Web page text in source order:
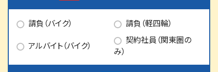
請負（バイク）
請負（軽四輪）
アルバイト（バイク）
契約社員（関東圏の
み）